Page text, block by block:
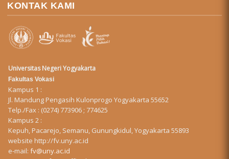
KONTAK KAMI
Universitas Negeri Yogyakarta
Fakultas Vokasi
Kampus 1 :
Jl. Mandung Pengasih Kulonprogo Yogyakarta 55652
Telp./Fax : (0274) 773906 ; 774625
Kampus 2 :
Kepuh, Pacarejo, Semanu, Gunungkidul, Yogyakarta 55893
website http://fv.uny.ac.id
e-mail:fv@uny.ac.id